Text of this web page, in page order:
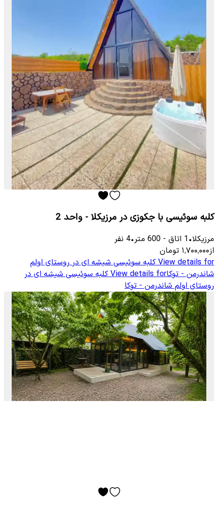
کلبه سوئیسی با جکوزی در مرزیکلا - واحد 2
مرزیکلا•
1 اتاق -
600 متر•
4 نفر
از۱٬۷۰۰٬۰۰۰ تومان
View details for کلبه سوئیسی شیشه ای در روستای اولم
شاندرمن - توکاView details for کلبه سوئیسی شیشه ای در
روستای اولم شاندرمن - توکا